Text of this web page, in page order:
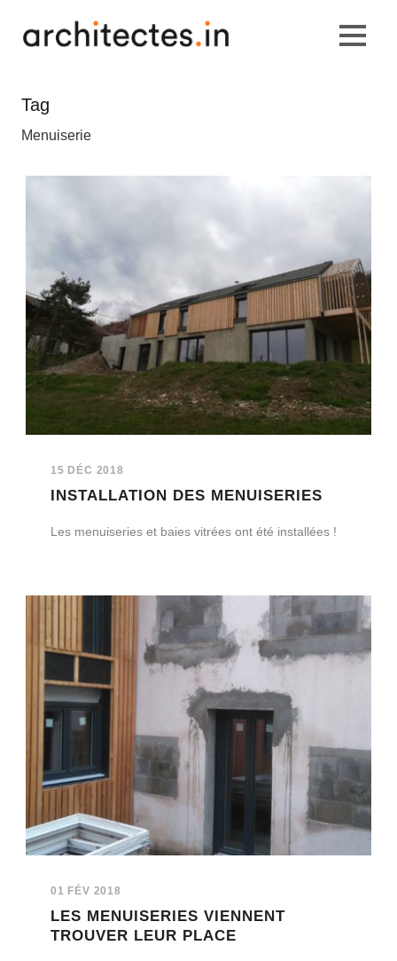
Tag
Menuiserie
15 DÉC 2018
INSTALLATION DES MENUISERIES
Les menuiseries et baies vitrées ont été installées !
01 FÉV 2018
LES MENUISERIES VIENNENT
TROUVER LEUR PLACE